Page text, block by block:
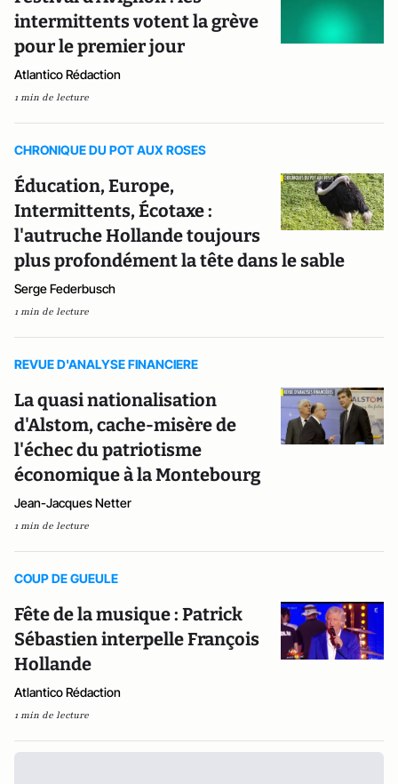
intermittents votent la grève
pour le premier jour
Atlantico Rédaction
1 min de lecture
CHRONIQUE DU POT AUX ROSES
Éducation, Europe,
Intermittents, Écotaxe :
l'autruche Hollande toujours
plus profondément la tête dans le sable
Serge Federbusch
1 min de lecture
REVUE D'ANALYSE FINANCIERE
La quasi nationalisation
d'Alstom, cache-misère de
l'échec du patriotisme
économique à la Montebourg
Jean-Jacques Netter
1 min de lecture
COUP DE GUEULE
Fête de la musique : Patrick
Sébastien interpelle François
Hollande
Atlantico Rédaction
1 min de lecture